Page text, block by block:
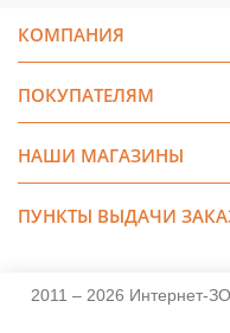
КОМПАНИЯ
ПОКУПАТЕЛЯМ
НАШИ МАГАЗИНЫ
ПУНКТЫ ВЫДАЧИ
2011 – 2026 Интернет-